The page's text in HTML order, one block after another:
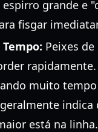
grande e
fisgar
Peixes
rapidamente.
muito
indica
está na linha.